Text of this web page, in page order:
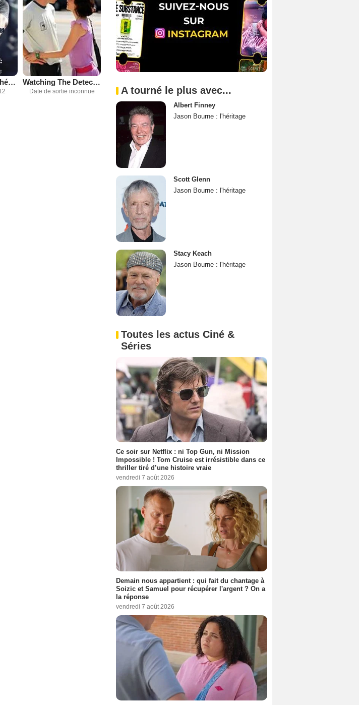
Jason Bourne : l'héritage Watching The Detectives
Date de sortie inconnue A tourné le plus avec...
Albert Finney
Jason Bourne : l'héritage
Scott Glenn
Jason Bourne : l'héritage
Stacy Keach
Jason Bourne : l'héritage
Toutes les actus Ciné &
Séries
Ce soir sur Netflix : ni Top Gun, ni Mission
Impossible ! Tom Cruise est irrésistible dans ce
thriller tiré d’une histoire vraie
vendredi 7 août 2026
Demain nous appartient : qui fait du chantage à
Soizic et Samuel pour récupérer l'argent ? On a
la réponse
vendredi 7 août 2026